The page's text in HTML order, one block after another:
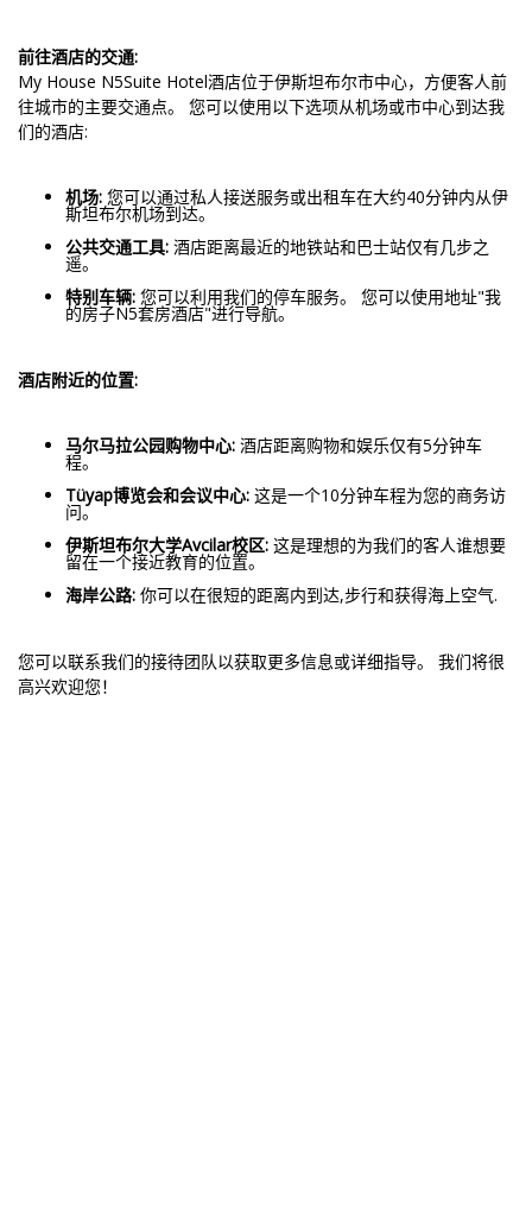
前往酒店的交通:
My House N5Suite Hotel酒店位于伊斯坦布尔市中心，方便客人前
往城市的主要交通点。 您可以使用以下选项从机场或市中心到达我
们的酒店:
机场: 您可以通过私人接送服务或出租车在大约40分钟内从伊
斯坦布尔机场到达。
公共交通工具: 酒店距离最近的地铁站和巴士站仅有几步之
遥。
特别车辆: 您可以利用我们的停车服务。 您可以使用地址"我
的房子N5套房酒店"进行导航。
酒店附近的位置:
马尔马拉公园购物中心: 酒店距离购物和娱乐仅有5分钟车
程。
Tüyap博览会和会议中心: 这是一个10分钟车程为您的商务访
问。
伊斯坦布尔大学Avcilar校区: 这是理想的为我们的客人谁想要
留在一个接近教育的位置。
海岸公路: 你可以在很短的距离内到达,步行和获得海上空气.
您可以联系我们的接待团队以获取更多信息或详细指导。 我们将很
高兴欢迎您！